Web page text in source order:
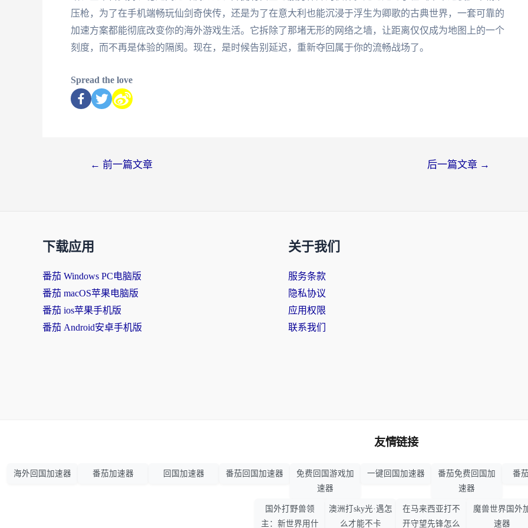
压枪，为了在手机端畅玩仙剑奇侠传，还是为了在意大利也能沉浸于浮生为卿歌的古典世界，一套可靠的
加速方案都能彻底改变你的海外游戏生活。它拆除了那堵无形的网络之墙，让距离仅仅成为地图上的一个
刻度，而不再是体验的隔阂。现在，是时候告别延迟，重新夺回属于你的流畅战场了。
Spread the love
← 前一篇文章 后一篇文章 →
下载应用
番茄 Windows PC电脑版
番茄 macOS苹果电脑版
番茄 ios苹果手机版
番茄 Android安卓手机版
关于我们
服务条款
隐私协议
应用权限
联系我们
友情链接
海外回国加速器 番茄加速器 回国加速器 番茄回国加速器
免费回国游戏加
速器
一键回国加速器
番茄免费回国加
速器
番
国外打野兽领
主：新世界用什
澳洲打sky光·遇怎
么才能不卡
在马来西亚打不
开守望先锋怎么
魔兽世界国外
速器